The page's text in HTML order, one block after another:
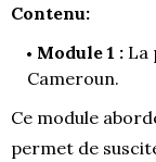
Contenu:
Module 1 : La
Cameroun.
Ce module
permet de